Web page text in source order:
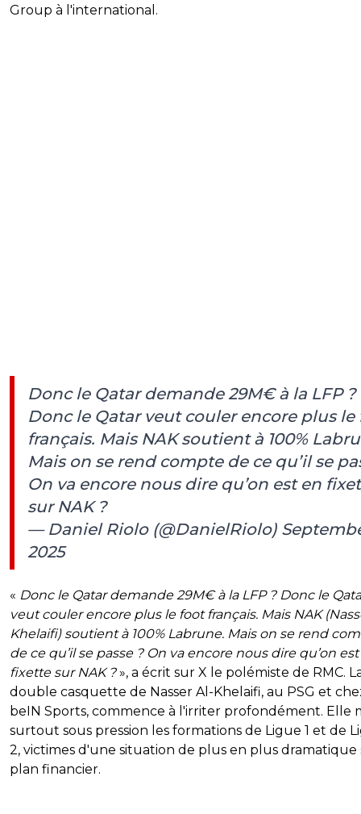
Group à l'international.
Donc le Qatar demande 29M€ à la LFP ?
Donc le Qatar veut couler encore plus le
français. Mais NAK soutient à 100%
Mais on se rend compte de ce qu’il se
On va encore nous dire qu’on est en
sur NAK ?
— Daniel Riolo (@DanielRiolo)
2025
« Donc le Qatar demande 29M€ à la LFP ? Donc le
veut couler encore plus le foot français. Mais NAK
Khelaifi) soutient à 100% Labrune. Mais on se rend
de ce qu’il se passe ? On va encore nous dire qu’on
fixette sur NAK ?», a écrit sur X le polémiste de RMC.
double casquette de Nasser Al-Khelaifi, au PSG et
beIN Sports, commence à l'irriter profondément. Elle
surtout sous pression les formations de Ligue 1 et de
2, victimes d'une situation de plus en plus dramatique
plan financier.